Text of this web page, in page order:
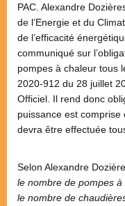
PAC. Alexandre
de l’Energie et du
de l’efficacité
communiqué sur
pompes à chaleur tous
2020-912 du 28 juillet
Officiel. Il rend donc
puissance est
devra être effectuée
Selon Alexandre
le nombre de pompes à
le nombre de